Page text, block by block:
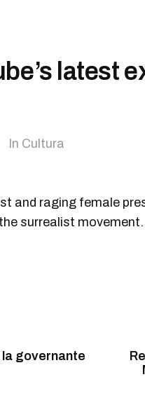
latest
In Cultura
and raging female
surrealist
la governante